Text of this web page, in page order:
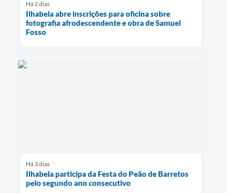
Há 2 dias
Ilhabela abre inscrições para oficina sobre
fotografia afrodescendente e obra de Samuel
Fosso
Há 3 dias
Ilhabela participa da Festa do Peão de Barretos
pelo segundo ano consecutivo